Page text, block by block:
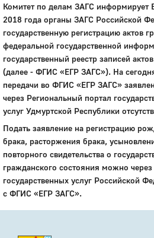
Комитет по делам ЗАГС информирует
2018 года органы ЗАГС Российской
государственную регистрацию актов
федеральной государственной
государственный реестр записей
(далее - ФГИС «ЕГР ЗАГС»). На
передачи во ФГИС «ЕГР ЗАГС»
через Региональный портал
услуг Удмуртской Республики
Подать заявление на регистрацию
брака, расторжения брака,
повторного свидетельства о
гражданского состояния можно
государственных услуг Российской
с ФГИС «ЕГР ЗАГС».